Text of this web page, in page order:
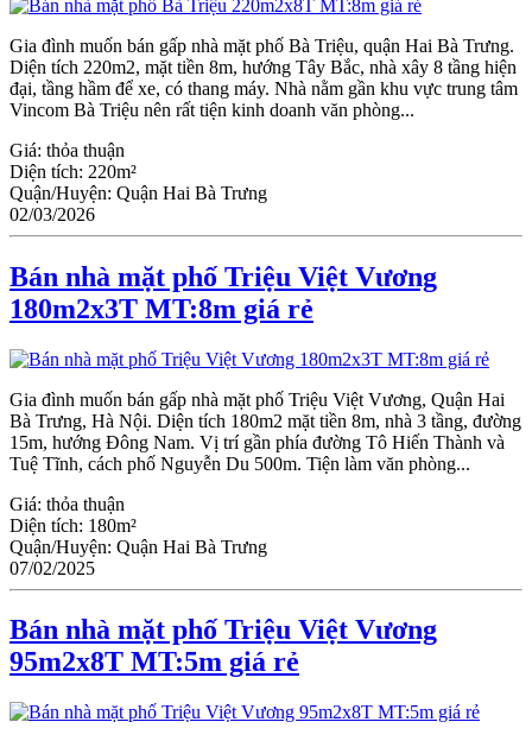
Gia đình muốn bán gấp nhà mặt phố Bà Triệu, quận Hai Bà Trưng.
Diện tích 220m2, mặt tiền 8m, hướng Tây Bắc, nhà xây 8 tầng hiện
đại, tầng hầm để xe, có thang máy. Nhà nằm gần khu vực trung tâm
Vincom Bà Triệu nên rất tiện kinh doanh văn phòng...
Giá: thỏa thuận
Diện tích: 220m²
Quận/Huyện: Quận Hai Bà Trưng
02/03/2026
Bán nhà mặt phố Triệu Việt Vương
180m2x3T MT:8m giá rẻ
Gia đình muốn bán gấp nhà mặt phố Triệu Việt Vương, Quận Hai
Bà Trưng, Hà Nội. Diện tích 180m2 mặt tiền 8m, nhà 3 tầng, đường
15m, hướng Đông Nam. Vị trí gần phía đường Tô Hiến Thành và
Tuệ Tĩnh, cách phố Nguyễn Du 500m. Tiện làm văn phòng...
Giá: thỏa thuận
Diện tích: 180m²
Quận/Huyện: Quận Hai Bà Trưng
07/02/2025
Bán nhà mặt phố Triệu Việt Vương
95m2x8T MT:5m giá rẻ